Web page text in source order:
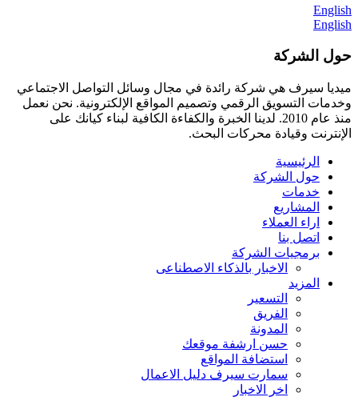
English
English
حول الشركة
ميديا ​​سيرف هي شركة رائدة في مجال وسائل التواصل الاجتماعي
وخدمات التسويق الرقمي وتصميم المواقع الإلكترونية. نحن نعمل
منذ عام 2010. لدينا الخبرة والكفاءة الكافية لبناء كيانك على
الإنترنت وقيادة محركات البحث.
الرئيسية
حول الشركة
خدمات
المشاريع
اراء العملاء
اتصل بنا
برمجيات الشركة
الاخبار بالذكاء الاصطناعى
المزيد
التسعير
الفريق
المدونة
حسن ارشفة موقعك
استضافة المواقع
سمارت سيرف دليل الاعمال
اخر الاخبار